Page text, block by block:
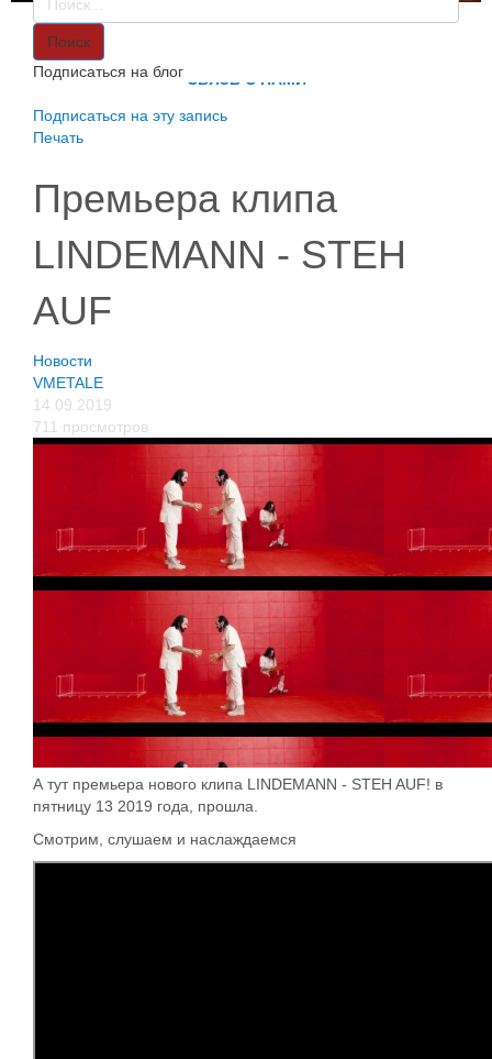
СВЯЗЬ С НАМИ
Поиск
Подписаться на блог
Подписаться на эту запись
Печать
Премьера клипа
LINDEMANN - STEH
AUF
Новости
VMETALE
14.09.2019
711 просмотров
А тут премьера нового клипа LINDEMANN - STEH AUF! в
пятницу 13 2019 года, прошла.
Смотрим, слушаем и наслаждаемся